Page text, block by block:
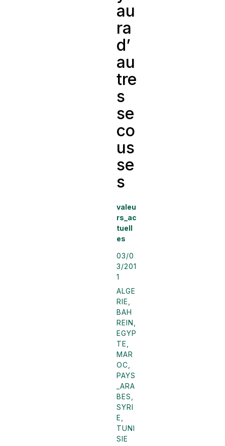
au
ra
d’
au
tre
s
se
co
us
se
s
valeu
rs_ac
tuell
es
03/0
3/201
1
ALGE
RIE
BAH
REIN
EGYP
TE
MAR
OC
PAYS
_ARA
BES
SYRI
E
TUNI
SIE